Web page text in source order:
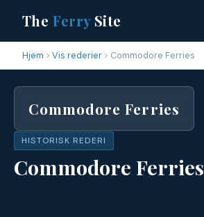
The FerrySite
Hjem Vis rederier Commodore Ferries
Commodore Ferries
HISTORISK REDERI
Commodore Ferries